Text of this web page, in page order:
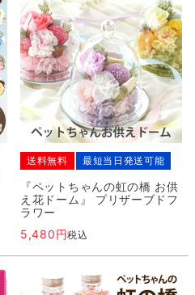
送料無料 最短当日発送可能
『ペットちゃんの虹の橋 お供
え花ドーム』 プリザーブドフ
ラワー
5,480
税込